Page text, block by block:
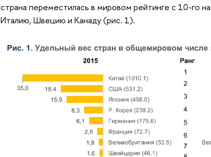
страна переместилась в мировом рейтинге с 10-го
Италию, Швецию и Канаду (рис. 1).